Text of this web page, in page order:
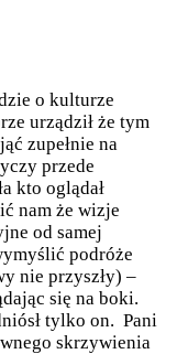
o kulturze
urządził że tym
zupełnie na
przede
kto oglądał
nam że wizje
od samej
podróże
nie przyszły) –
się na boki.
tylko on. Pani
skrzywienia